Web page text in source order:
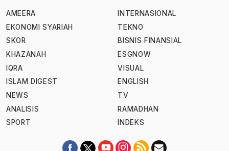
AMEERA
EKONOMI SYARIAH
SKOR
KHAZANAH
IQRA
ISLAM DIGEST
NEWS
ANALISIS
SPORT
INTERNASIONAL
TEKNO
BISNIS FINANSIAL
ESGNOW
VISUAL
ENGLISH
TV
RAMADHAN
INDEKS